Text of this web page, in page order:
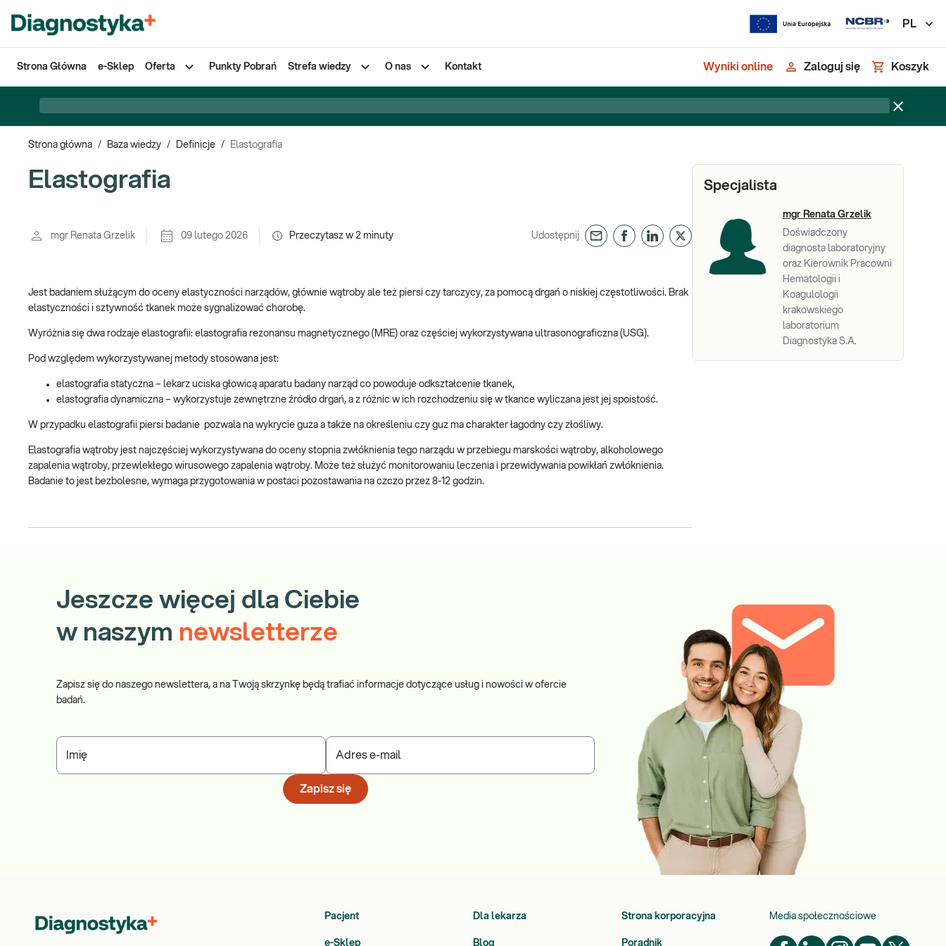
PL
Strona Główna e-Sklep Oferta Punkty Pobrań Strefa wiedzy O nas Kontakt Wyniki online Zaloguj się Koszyk
Strona główna / Baza wiedzy / Definicje / Elastografia
Elastografia
mgr Renata Grzelik 09 lutego 2026 Przeczytasz w 2 minuty Udostępnij
Jest badaniem służącym do oceny elastyczności narządów, głównie wątroby ale też piersi czy tarczycy, za pomocą drgań o niskiej częstotliwości. Brak
elastyczności i sztywność tkanek może sygnalizować chorobę.
Wyróżnia się dwa rodzaje elastografii: elastografia rezonansu magnetycznego (MRE) oraz częściej wykorzystywana ultrasonograficzna (USG).
Pod względem wykorzystywanej metody stosowana jest:
elastografia statyczna – lekarz uciska głowicą aparatu badany narząd co powoduje odkształcenie tkanek,
elastografia dynamiczna – wykorzystuje zewnętrzne źródło drgań, a z różnic w ich rozchodzeniu się w tkance wyliczana jest jej spoistość.
W przypadku elastografii piersi badanie pozwala na wykrycie guza a także na określeniu czy guz ma charakter łagodny czy złośliwy.
Elastografia wątroby jest najczęściej wykorzystywana do oceny stopnia zwłóknienia tego narządu w przebiegu marskości wątroby, alkoholowego
zapalenia wątroby, przewlekłego wirusowego zapalenia wątroby. Może też służyć monitorowaniu leczenia i przewidywania powikłań zwłóknienia.
Badanie to jest bezbolesne, wymaga przygotowania w postaci pozostawania na czczo przez 8-12 godzin.
Specjalista
mgr Renata Grzelik
Doświadczony
diagnosta laboratoryjny
oraz Kierownik Pracowni
Hematologii i
Koagulologii
krakowskiego
laboratorium
Diagnostyka S.A.
Jeszcze więcej dla Ciebie
w naszym newsletterze
Zapisz się do naszego newslettera, a na Twoją skrzynkę będą trafiać informacje dotyczące usług i nowości w ofercie
badań.
Imię Adres e-mail
Zapisz się
Pacjent Dla lekarza Strona korporacyjna
e-Sklep Blog Poradnik
Media społecznościowe